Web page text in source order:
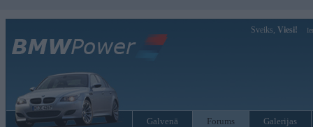
Sveiks, Viesi!
Galvenā Forums Galerijas